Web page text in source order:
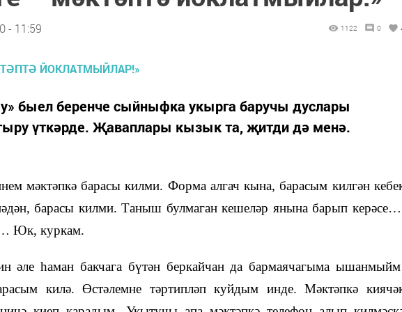
- 11:59 1122 0
быел беренче сыйныфка укырга баручы дуслары
үткәрде. Җаваплары кызык та, җитди дә менә.
мәктәпкә барасы килми. Форма алгач кына, барасым килгән
барасы килми. Таныш булмаган кешеләр янына барып
Юк, куркам.
әле һаман бакчага бүтән беркайчан да бармаячагыма
килә. Өстәлемне тәртипләп куйдым инде. Мәктәпкә